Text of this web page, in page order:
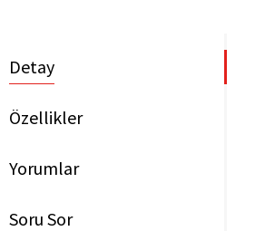
Detay
Özellikler
Yorumlar
Soru Sor